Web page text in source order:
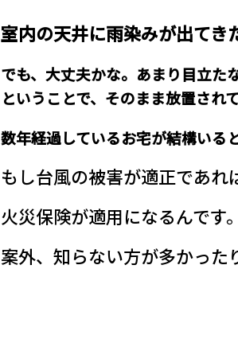
室内の天井に雨染みが出てき
でも、大丈夫かな。あまり目立た
ということで、 そのまま放置され
数年経過しているお宅が結構いる
もし台風の被害が適正であれ
火災保険が適用になるんです。
案外、知らない方が多かった